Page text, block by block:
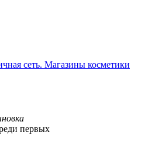
сеть. Магазины косметики
первых